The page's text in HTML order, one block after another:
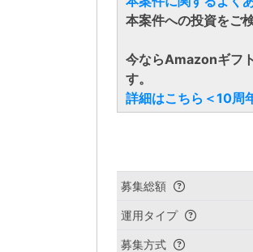
本案件への投資をご
今ならAmazonギフ
す。
詳細はこちら＜10周
募集総額
運用タイプ
募集方式